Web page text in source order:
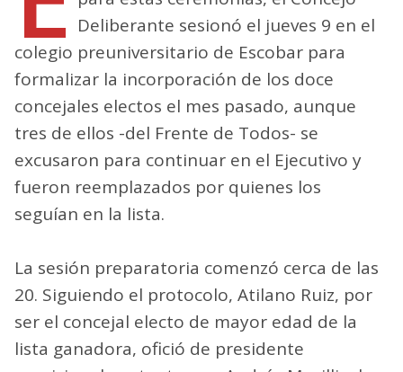
Deliberante sesionó el jueves 9 en el
colegio preuniversitario de Escobar para
formalizar la incorporación de los doce
concejales electos el mes pasado, aunque
tres de ellos -del Frente de Todos- se
excusaron para continuar en el Ejecutivo y
fueron reemplazados por quienes los
seguían en la lista.
La sesión preparatoria comenzó cerca de las
20. Siguiendo el protocolo, Atilano Ruiz, por
ser el concejal electo de mayor edad de la
lista ganadora, ofició de presidente